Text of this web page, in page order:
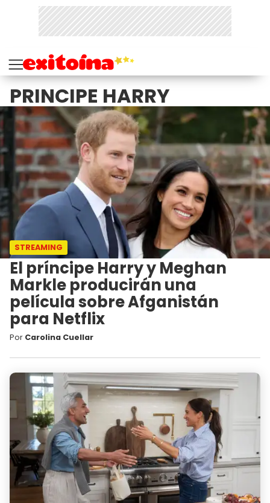
PRINCIPE HARRY
STREAMING
El príncipe Harry y Meghan
Markle producirán una
película sobre Afganistán
para Netflix
Por Carolina Cuellar